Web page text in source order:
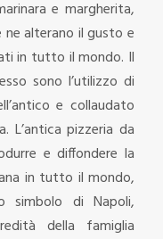
e margherita,
ne alterano il gusto e
in tutto il mondo. Il
sono l’utilizzo di
e collaudato
L’antica pizzeria da
e diffondere la
in tutto il mondo,
di Napoli,
della famiglia